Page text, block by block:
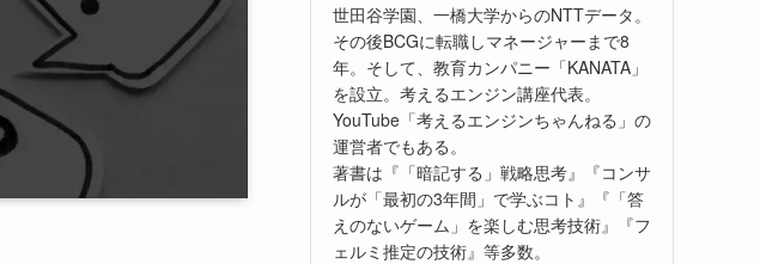
世田谷学園、一橋大学からのNTTデータ。
その後BCGに転職しマネージャーまで8
年。そして、教育カンパニー「KANATA」
を設立。考えるエンジン講座代表。
YouTube「考えるエンジンちゃんねる」の
運営者でもある。
著書は『「暗記する」戦略思考』『コンサ
ルが「最初の3年間」で学ぶコト』『「答
えのないゲーム」を楽しむ思考技術』『フ
ェルミ推定の技術』等多数。